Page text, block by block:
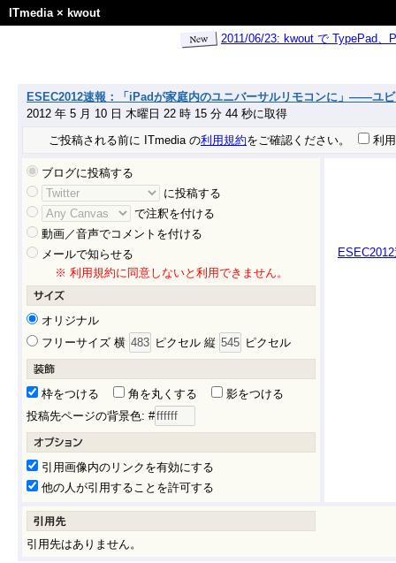
ITmedia× kwout
2011/06/23: kwout で TypePad
ESEC2012速報：「iPadが家庭内のユニバーサルリモコンに」——ユ
2012 年 5 月 10 日 木曜日 22 時 15 分 44 秒に取得
ご投稿される前に ITmedia の利用規約をご確認ください。 利
ブログに投稿する
に投稿する
で注釈を付ける
動画／音声でコメントを付ける
メールで知らせる
※ 利用規約に同意しないと利用できません。
オリジナル
フリーサイズ 横
ピクセル 縦 ピクセル
枠をつける 角を丸くする
影をつける
投稿先ページの背景色: #
引用画像内のリンクを有効にする
他の人が引用することを許可する
引用先はありません。